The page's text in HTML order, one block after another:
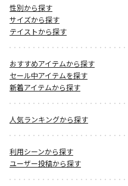
性別から探す
サイズから探す
テイストから探す
おすすめアイテムから探す
セール中アイテムを探す
新着アイテムから探す
人気ランキングから探す
利用シーンから探す
ユーザー投稿から探す